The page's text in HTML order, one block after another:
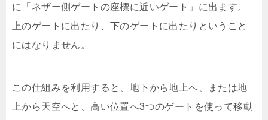
に「ネザー側ゲートの座標に近いゲート」に出ます。
上のゲートに出たり、下のゲートに出たりということ
にはなりません。
この仕組みを利用すると、地下から地上へ、または地
上から天空へと、高い位置へ3つのゲートを使って移動